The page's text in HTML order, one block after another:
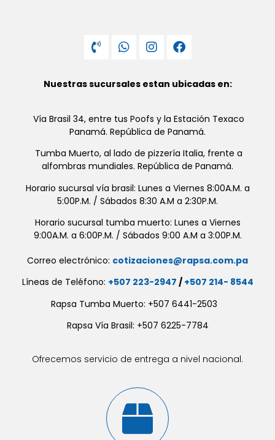
Nuestras sucursales estan ubicadas en:
Vía Brasil 34, entre tus Poofs y la Estación Texaco
Panamá. República de Panamá.
Tumba Muerto, al lado de pizzería Italia, frente a
alfombras mundiales. República de Panamá.
Horario sucursal vía brasil: Lunes a Viernes 8:00A.M. a
5:00P.M. / Sábados 8:30 A.M a 2:30P.M.
Horario sucursal tumba muerto: Lunes a Viernes
9:00A.M. a 6:00P.M. / Sábados 9:00 A.M a 3:00P.M.
Correo electrónico: cotizaciones@rapsa.com.pa
Líneas de Teléfono: +507 223-2947 / +507 214- 8544
Rapsa Tumba Muerto: +507 6441-2503
Rapsa Vía Brasil: +507 6225-7784
Ofrecemos servicio de entrega a nivel nacional.